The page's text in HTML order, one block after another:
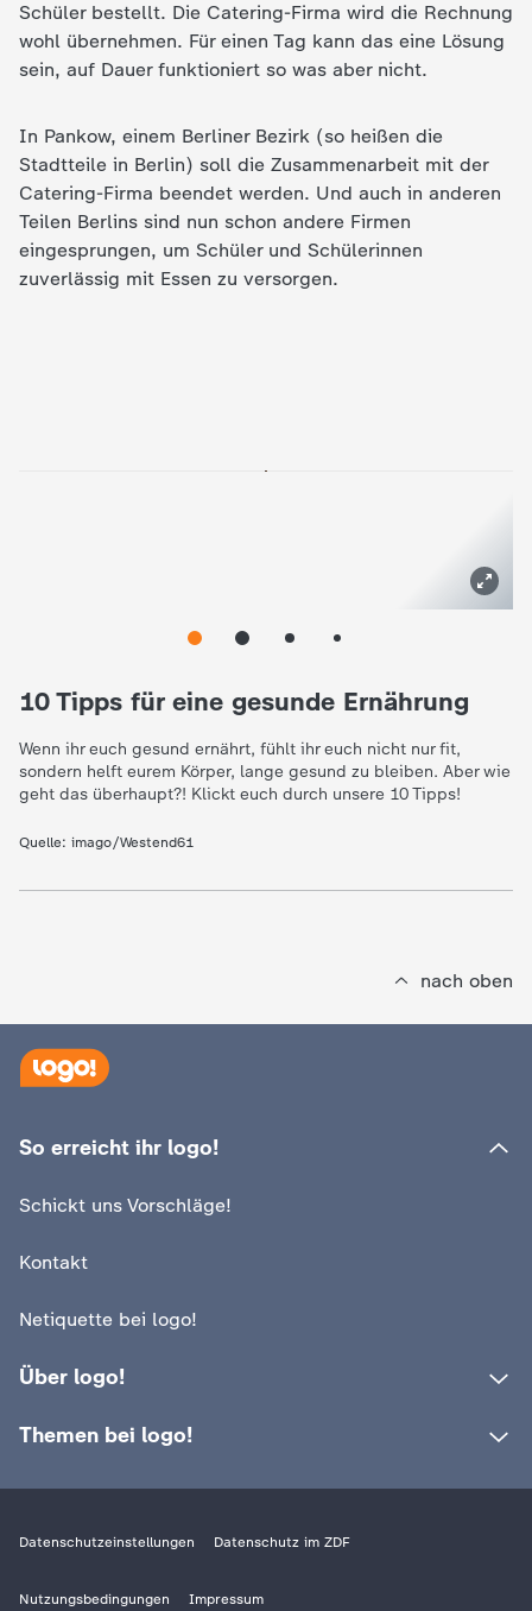
d
Z
D
Schüler bestellt. Die Catering-Firma wird die Rechnung
wohl übernehmen. Für einen Tag kann das eine Lösung
sein, auf Dauer funktioniert so was aber nicht.
In Pankow, einem Berliner Bezirk (so heißen die
Stadtteile in Berlin) soll die Zusammenarbeit mit der
Catering-Firma beendet werden. Und auch in anderen
Teilen Berlins sind nun schon andere Firmen
eingesprungen, um Schüler und Schülerinnen
zuverlässig mit Essen zu versorgen.
10 Tipps für eine gesunde Ernährung
Wenn ihr euch gesund ernährt, fühlt ihr euch nicht nur fit,
sondern helft eurem Körper, lange gesund zu bleiben. Aber wie
geht das überhaupt?! Klickt euch durch unsere 10 Tipps!
Quelle: imago/Westend61
nach oben
So erreicht ihr logo!
Schickt uns Vorschläge!
Kontakt
Netiquette bei logo!
Über logo!
Themen bei logo!
Datenschutzeinstellungen Datenschutz im ZDF
Nutzungsbedingungen Impressum